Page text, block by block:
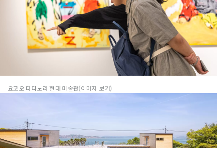
요코오 다다노리 현대 미술관(이미지 보기)